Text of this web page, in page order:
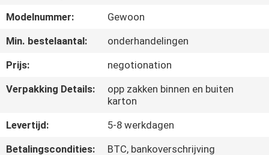
NIEUWS
GEVALLEN
SITEMAP
Modelnummer:
Gewoon
Min. bestelaantal:
onderhandelingen
Prijs:
negotionation
Verpakking Details:
opp zakken binnen en buiten
karton
Levertijd:
5-8 werkdagen
Betalingscondities:
BTC, bankoverschrijving